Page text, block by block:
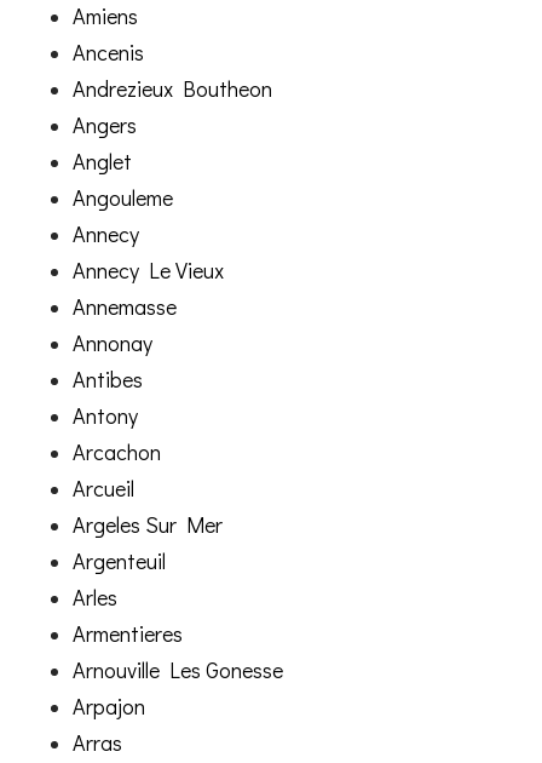
Amiens
Ancenis
Andrezieux Boutheon
Angers
Anglet
Angouleme
Annecy
Annecy Le Vieux
Annemasse
Annonay
Antibes
Antony
Arcachon
Arcueil
Argeles Sur Mer
Argenteuil
Arles
Armentieres
Arnouville Les Gonesse
Arpajon
Arras